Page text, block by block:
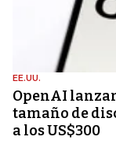
EE.UU.
OpenAI
tamaño de
a los US$300